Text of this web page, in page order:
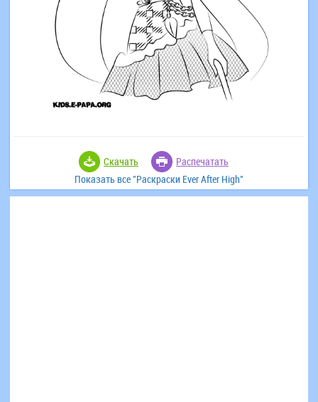
Скачать
Распечатать
Показать все "Раскраски Ever After High"